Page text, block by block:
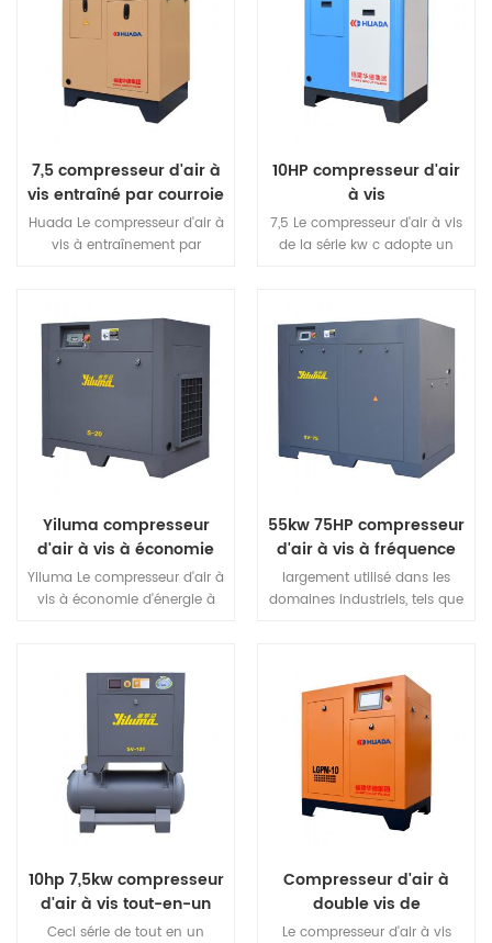
7,5 compresseur d'air à
vis entraîné par courroie
kw
Huada Le compresseur d'air à
vis à entraînement par
performance, extrêmement
puissant power.IP54 moteur
de classe de protection,
protéger la poussière interne,
classe d'isolation f
grade.Achieve à long terme
continu sans défaillance
10HP compresseur d'air
à vis
7,5 Le compresseur d'air à vis
de la série kw c adopte un
transmission de puissance
efficace et d'un entretien
facile en remplaçant la
Yiluma compresseur
d'air à vis à économie
d'énergie à un étage
Yiluma Le compresseur d'air à
vis à économie d'énergie à
d'air élevé.La machine est
facile à installer, facile à
utiliser et a une longue durée
de vie
55kw 75HP compresseur
d'air à vis à fréquence
variable à aimant
permanent
largement utilisé dans les
domaines industriels, tels que
pétrochimie, l'électronique, la
fabrication automobile, la
fabrication de pneus en
caoutchouc, les machines à
bois, le traitement du riz, la
fabrication de meubles, le
traitement des vêtements, la
10hp 7,5kw compresseur
d'air à vis tout-en-un
180L réservoir d'air
Ceci série de tout en un
Compresseur d'air à
double vis de
lubrification à l'eau
Le compresseur d'air à vis